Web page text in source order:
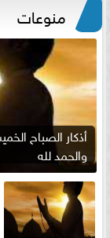
منوعات
والحمد لله